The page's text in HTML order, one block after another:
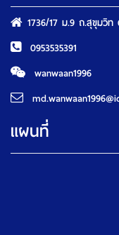
1736/17 ม.9 ถ.สุขุมวิ
0953535391
wanwaan1996
แผนที่